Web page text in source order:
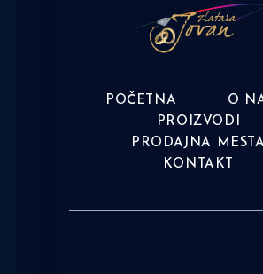
POČETNA
O
PROIZVODI
PRODAJNA MESTA
KONTAKT